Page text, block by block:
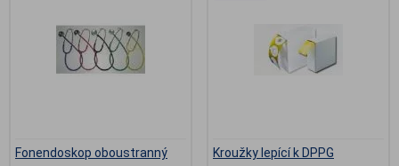
Fonendoskop oboustranný Kroužky lepící k DPPG